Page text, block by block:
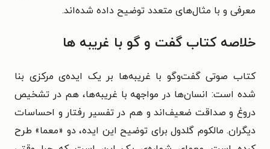
معرفی و با مثال‌های متعدد توضیح داده شده‌اند.
خلاصه کتاب گفت‌ و گو با غریبه‌ ها
کتاب صوتی گفت‌وگو با غریبه‌ها بر یک ایده‌ی مرکزی بنا
شده است: انسان‌ها در مواجهه با غریبه‌ها، هم در تشخیص
دروغ و صداقت ضعیف‌اند و هم در تفسیر رفتار و احساسات
دیگران. مالکوم گلدول برای توضیح این ایده، دو «معما» طرح